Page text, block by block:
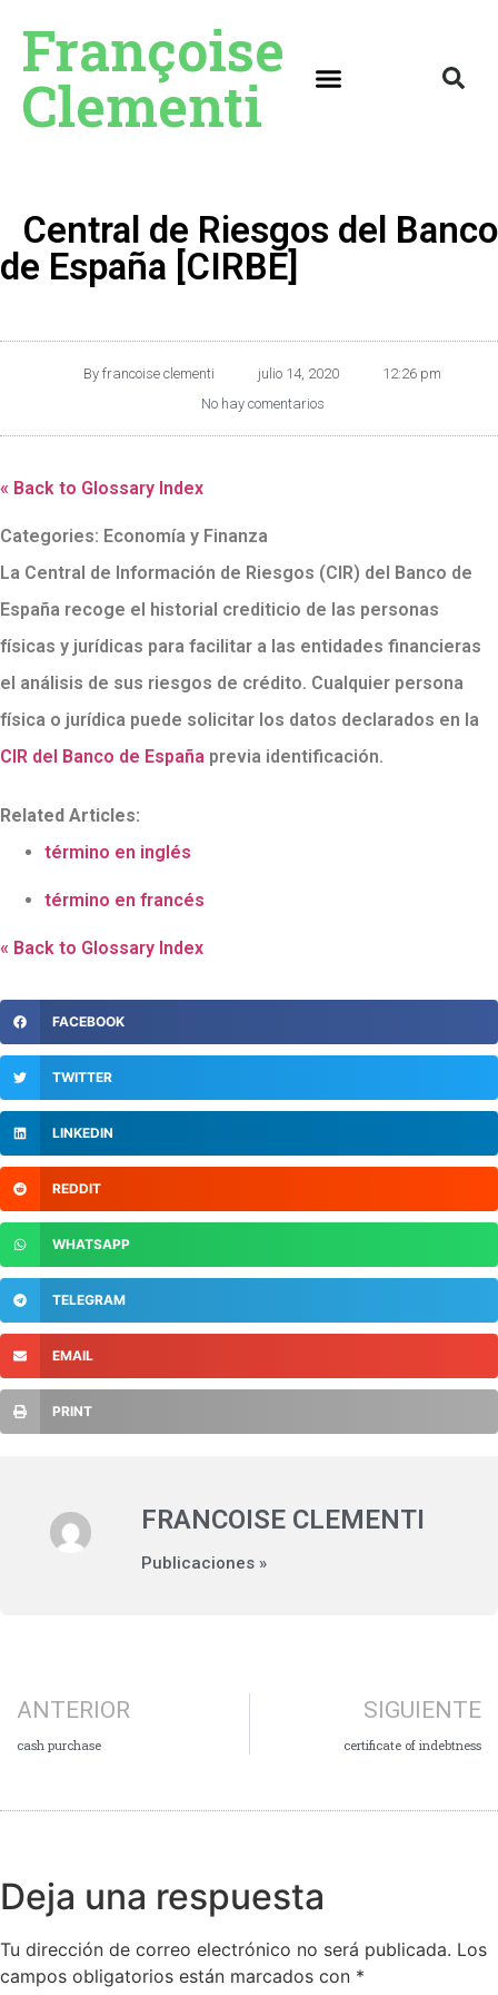
Françoise
Clementi
Central de Riesgos del Banco
de España [CIRBE]
By francoise clementi julio 14, 2020
12:26 pm
No hay comentarios
« Back to Glossary Index
Categories: Economía y Finanza
La Central de Información de Riesgos (CIR) del Banco de
España recoge el historial crediticio de las personas
físicas y jurídicas para facilitar a las entidades financieras
el análisis de sus riesgos de crédito. Cualquier persona
física o jurídica puede solicitar los datos declarados en la
CIR del Banco de España previa identificación.
Related Articles:
término en inglés
término en francés
« Back to Glossary Index
FACEBOOK
TWITTER
LINKEDIN
REDDIT
WHATSAPP
TELEGRAM
EMAIL
PRINT
FRANCOISE CLEMENTI
Publicaciones »
ANTERIOR
cash purchase
SIGUIENTE
certificate of indebtness
Deja una respuesta
Tu dirección de correo electrónico no será publicada. Los
campos obligatorios están marcados con *